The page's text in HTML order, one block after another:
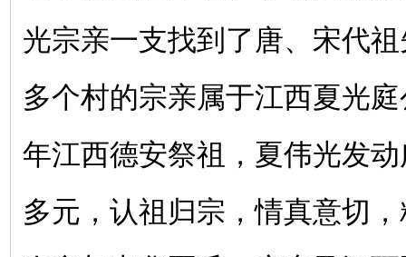
光宗亲一支找到了唐、宋代
多个村的宗亲属于江西夏光
年江西德安祭祖，夏伟光发
多元，认祖归宗，情真意切